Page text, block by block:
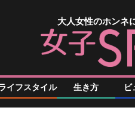
大人女性のホンネ
イフスタイル 生き方 ビ